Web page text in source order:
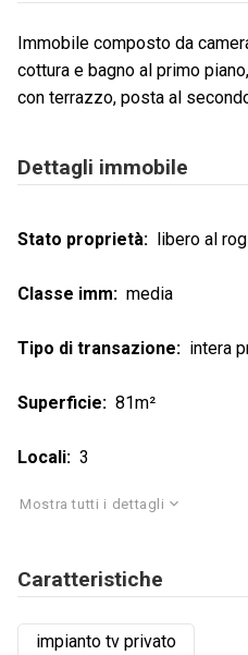
Immobile composto da
cottura e bagno al primo
con terrazzo, posta al
Dettagli immobile
Stato proprietà libero al
Classe imm media
Tipo di transazione intera
Superficie 81m²
Locali 3
Mostra tutti i dettagli
Caratteristiche
impianto tv privato